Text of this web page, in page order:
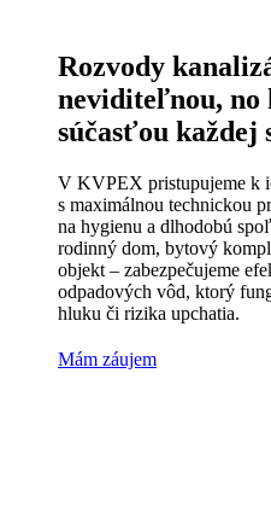
Rozvody
neviditeľnou,
súčasťou každej
V KVPEX pristupujeme k
s maximálnou technickou
na hygienu a dlhodobú
rodinný dom, bytový
objekt – zabezpečujeme
odpadových vôd, ktorý
hluku či rizika upchatia.
Mám záujem